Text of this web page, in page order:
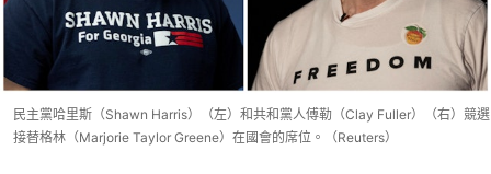
民主黨哈里斯（Shawn Harris）（左）和共和黨人傅勒（Clay Fuller）（右）競選
接替格林（Marjorie Taylor Greene）在國會的席位。（Reuters）